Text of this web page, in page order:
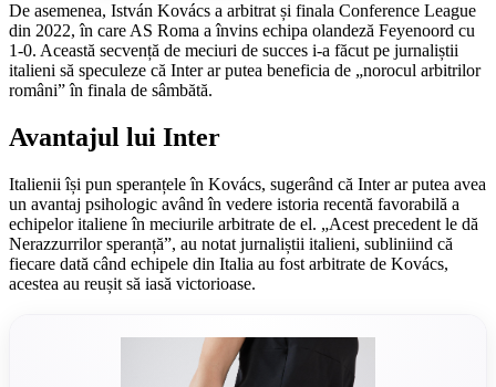
De asemenea, István Kovács a arbitrat și finala Conference League
din 2022, în care AS Roma a învins echipa olandeză Feyenoord cu
1-0. Această secvență de meciuri de succes i-a făcut pe jurnaliștii
italieni să speculeze că Inter ar putea beneficia de „norocul arbitrilor
români” în finala de sâmbătă.
Avantajul lui Inter
Italienii își pun speranțele în Kovács, sugerând că Inter ar putea avea
un avantaj psihologic având în vedere istoria recentă favorabilă a
echipelor italiene în meciurile arbitrate de el. „Acest precedent le dă
Nerazzurrilor speranță”, au notat jurnaliștii italieni, subliniind că
fiecare dată când echipele din Italia au fost arbitrate de Kovács,
acestea au reușit să iasă victorioase.